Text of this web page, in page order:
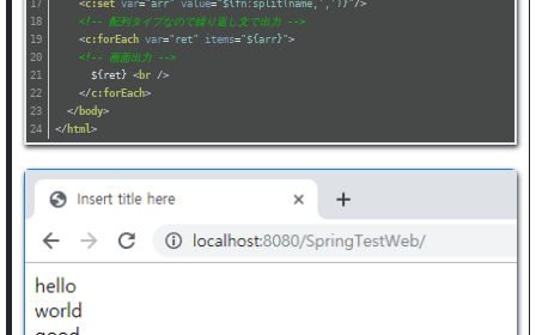
<c:set var="arr" value="${fn:split(name,',')}" />
<!-- 配列タイプなので繰り返し文で出力 -->
<c:forEach var="ret" items="${arr}">
<!-- 画面出力 -->
      ${ret}
< br />
</c:forEach>
</ body>
</ html >